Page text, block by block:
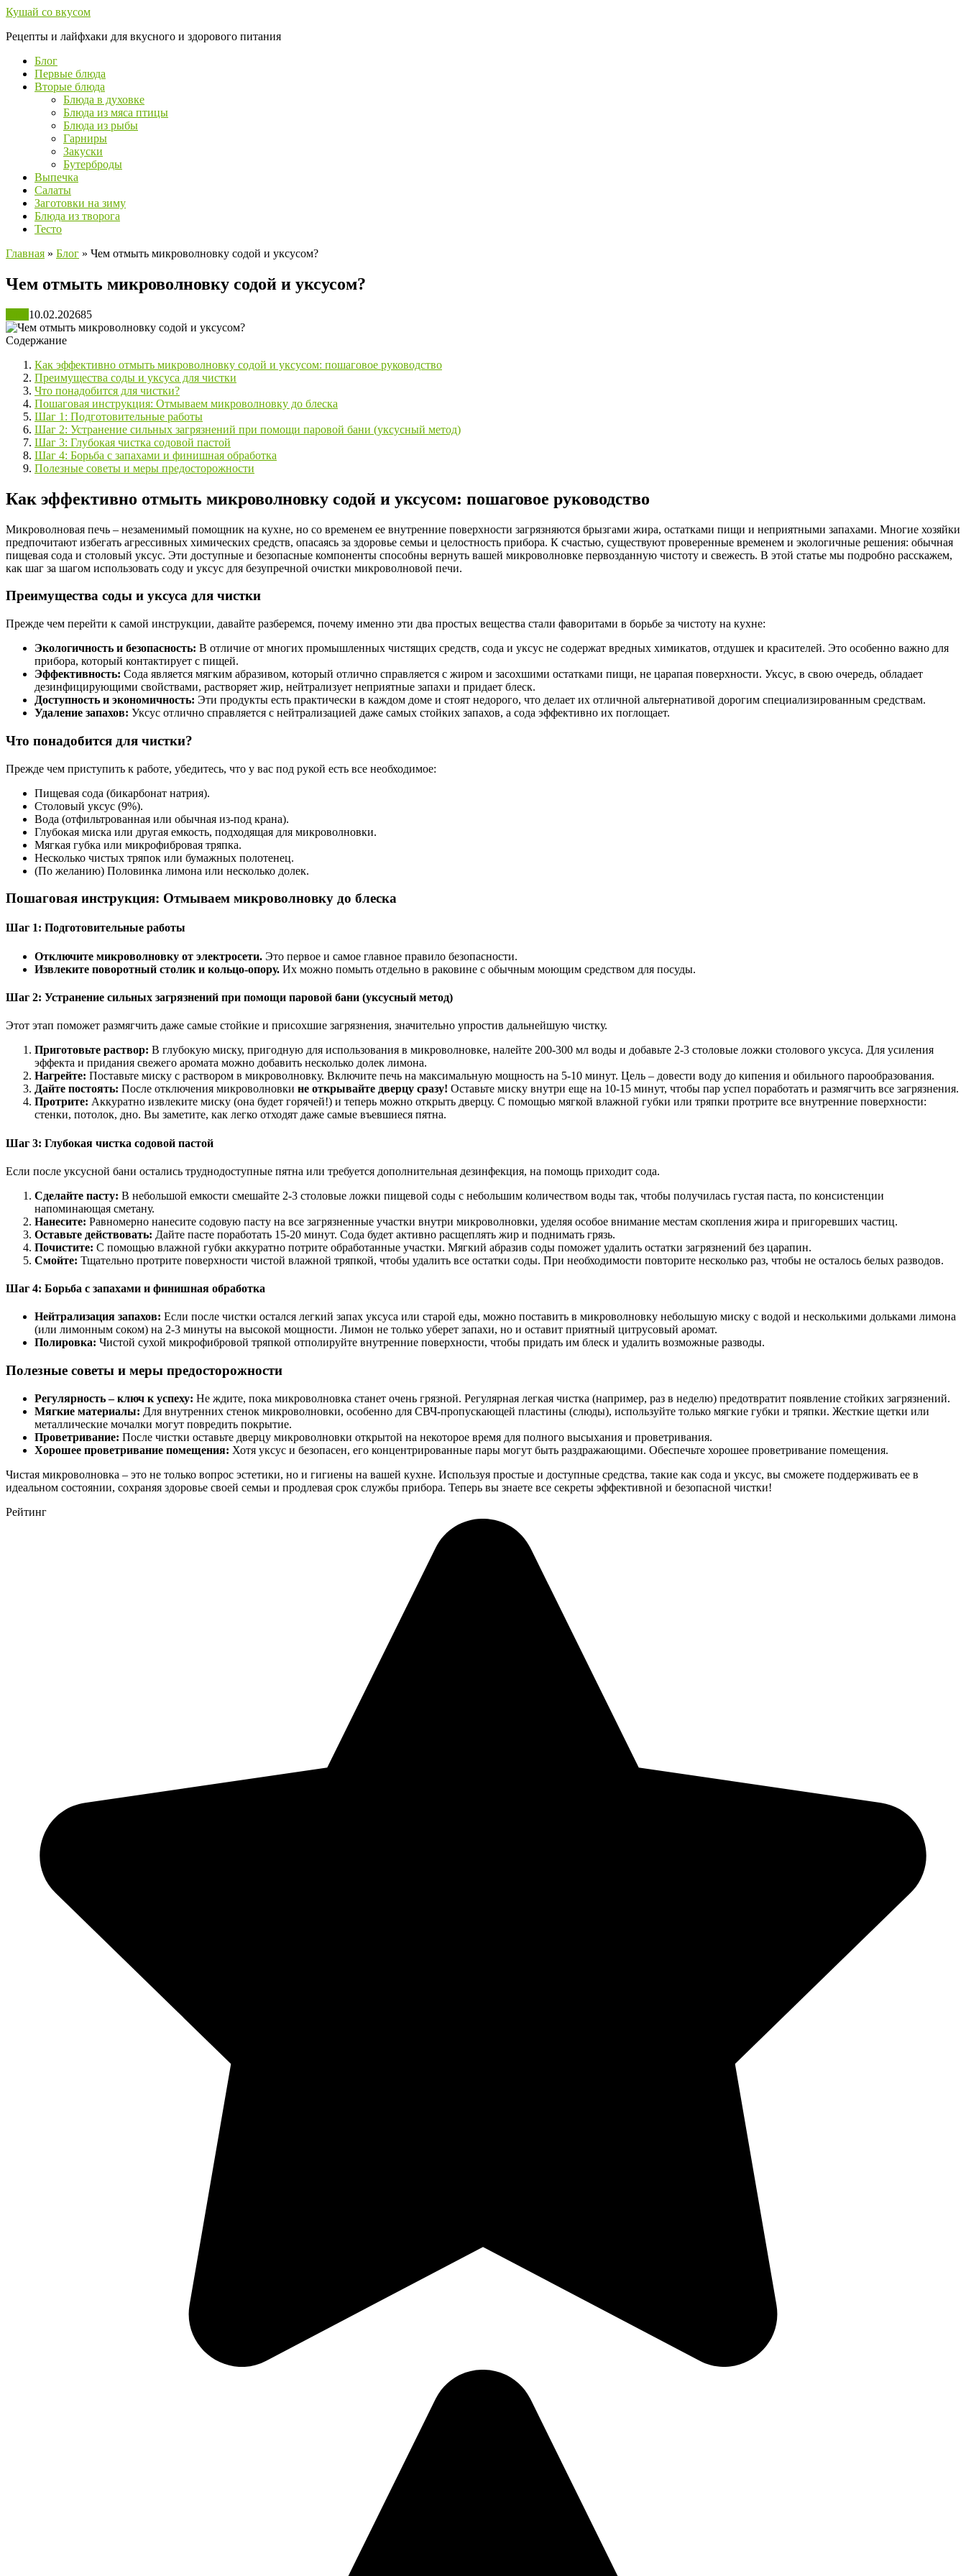
Перейти
контенту
Кушай со вкусом
Рецепты и лайфхаки для вкусного и здорового питания
Блог
Первые блюда
Вторые блюда
Блюда в духовке
Блюда из мяса птицы
Блюда из рыбы
Гарниры
Закуски
Бутерброды
Выпечка
Салаты
Заготовки на зиму
Блюда из творога
Тесто
Главная » Блог » Чем отмыть микроволновку содой и уксусом?
Чем отмыть микроволновку содой и уксусом?
10.02.202685
Содержание
Как эффективно отмыть микроволновку содой и уксусом: пошаговое руководство
Преимущества соды и уксуса для чистки
Что понадобится для чистки?
Пошаговая инструкция: Отмываем микроволновку до блеска
Шаг 1: Подготовительные работы
Шаг 2: Устранение сильных загрязнений при помощи паровой бани (уксусный метод)
Шаг 3: Глубокая чистка содовой пастой
Шаг 4: Борьба с запахами и финишная обработка
Полезные советы и меры предосторожности
Как эффективно отмыть микроволновку содой и уксусом: пошаговое руководство
Микроволновая печь – незаменимый помощник на кухне, но со временем ее внутренние поверхности загрязняются брызгами жира, остатками пищи и неприятными запахами. Многие хозяйки
предпочитают избегать агрессивных химических средств, опасаясь за здоровье семьи и целостность прибора. К счастью, существуют проверенные временем и экологичные решения: обычная
пищевая сода и столовый уксус. Эти доступные и безопасные компоненты способны вернуть вашей микроволновке первозданную чистоту и свежесть. В этой статье мы подробно расскажем,
как шаг за шагом использовать соду и уксус для безупречной очистки микроволновой печи.
Преимущества соды и уксуса для чистки
Прежде чем перейти к самой инструкции, давайте разберемся, почему именно эти два простых вещества стали фаворитами в борьбе за чистоту на кухне:
Экологичность и безопасность: В отличие от многих промышленных чистящих средств, сода и уксус не содержат вредных химикатов, отдушек и красителей. Это особенно важно для
прибора, который контактирует с пищей.
Эффективность: Сода является мягким абразивом, который отлично справляется с жиром и засохшими остатками пищи, не царапая поверхности. Уксус, в свою очередь, обладает
дезинфицирующими свойствами, растворяет жир, нейтрализует неприятные запахи и придает блеск.
Доступность и экономичность: Эти продукты есть практически в каждом доме и стоят недорого, что делает их отличной альтернативой дорогим специализированным средствам.
Удаление запахов: Уксус отлично справляется с нейтрализацией даже самых стойких запахов, а сода эффективно их поглощает.
Что понадобится для чистки?
Прежде чем приступить к работе, убедитесь, что у вас под рукой есть все необходимое:
Пищевая сода (бикарбонат натрия).
Столовый уксус (9%).
Вода (отфильтрованная или обычная из-под крана).
Глубокая миска или другая емкость, подходящая для микроволновки.
Мягкая губка или микрофибровая тряпка.
Несколько чистых тряпок или бумажных полотенец.
(По желанию) Половинка лимона или несколько долек.
Пошаговая инструкция: Отмываем микроволновку до блеска
Шаг 1: Подготовительные работы
Отключите микроволновку от электросети. Это первое и самое главное правило безопасности.
Извлеките поворотный столик и кольцо-опору. Их можно помыть отдельно в раковине с обычным моющим средством для посуды.
Шаг 2: Устранение сильных загрязнений при помощи паровой бани (уксусный метод)
Этот этап поможет размягчить даже самые стойкие и присохшие загрязнения, значительно упростив дальнейшую чистку.
Приготовьте раствор: В глубокую миску, пригодную для использования в микроволновке, налейте 200-300 мл воды и добавьте 2-3 столовые ложки столового уксуса. Для усиления
эффекта и придания свежего аромата можно добавить несколько долек лимона.
Нагрейте: Поставьте миску с раствором в микроволновку. Включите печь на максимальную мощность на 5-10 минут. Цель – довести воду до кипения и обильного парообразования.
Дайте постоять: После отключения микроволновки не открывайте дверцу сразу! Оставьте миску внутри еще на 10-15 минут, чтобы пар успел поработать и размягчить все загрязнения.
Протрите: Аккуратно извлеките миску (она будет горячей!) и теперь можно открыть дверцу. С помощью мягкой влажной губки или тряпки протрите все внутренние поверхности:
стенки, потолок, дно. Вы заметите, как легко отходят даже самые въевшиеся пятна.
Шаг 3: Глубокая чистка содовой пастой
Если после уксусной бани остались труднодоступные пятна или требуется дополнительная дезинфекция, на помощь приходит сода.
Сделайте пасту: В небольшой емкости смешайте 2-3 столовые ложки пищевой соды с небольшим количеством воды так, чтобы получилась густая паста, по консистенции
напоминающая сметану.
Нанесите: Равномерно нанесите содовую пасту на все загрязненные участки внутри микроволновки, уделяя особое внимание местам скопления жира и пригоревших частиц.
Оставьте действовать: Дайте пасте поработать 15-20 минут. Сода будет активно расщеплять жир и поднимать грязь.
Почистите: С помощью влажной губки аккуратно потрите обработанные участки. Мягкий абразив соды поможет удалить остатки загрязнений без царапин.
Смойте: Тщательно протрите поверхности чистой влажной тряпкой, чтобы удалить все остатки соды. При необходимости повторите несколько раз, чтобы не осталось белых разводов.
Шаг 4: Борьба с запахами и финишная обработка
Нейтрализация запахов: Если после чистки остался легкий запах уксуса или старой еды, можно поставить в микроволновку небольшую миску с водой и несколькими дольками лимона
(или лимонным соком) на 2-3 минуты на высокой мощности. Лимон не только уберет запахи, но и оставит приятный цитрусовый аромат.
Полировка: Чистой сухой микрофибровой тряпкой отполируйте внутренние поверхности, чтобы придать им блеск и удалить возможные разводы.
Полезные советы и меры предосторожности
Регулярность – ключ к успеху: Не ждите, пока микроволновка станет очень грязной. Регулярная легкая чистка (например, раз в неделю) предотвратит появление стойких загрязнений.
Мягкие материалы: Для внутренних стенок микроволновки, особенно для СВЧ-пропускающей пластины (слюды), используйте только мягкие губки и тряпки. Жесткие щетки или
металлические мочалки могут повредить покрытие.
Проветривание: После чистки оставьте дверцу микроволновки открытой на некоторое время для полного высыхания и проветривания.
Хорошее проветривание помещения: Хотя уксус и безопасен, его концентрированные пары могут быть раздражающими. Обеспечьте хорошее проветривание помещения.
Чистая микроволновка – это не только вопрос эстетики, но и гигиены на вашей кухне. Используя простые и доступные средства, такие как сода и уксус, вы сможете поддерживать ее в
идеальном состоянии, сохраняя здоровье своей семьи и продлевая срок службы прибора. Теперь вы знаете все секреты эффективной и безопасной чистки!
Рейтинг